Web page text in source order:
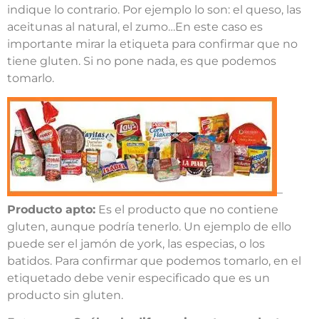
indique lo contrario. Por ejemplo lo son: el queso, las
aceitunas al natural, el zumo…En este caso es
importante mirar la etiqueta para confirmar que no
tiene gluten. Si no pone nada, es que podemos
tomarlo.
–
Producto apto: Es el producto que no contiene
gluten, aunque podría tenerlo. Un ejemplo de ello
puede ser el jamón de york, las especias, o los
batidos. Para confirmar que podemos tomarlo, en el
etiquetado debe venir especificado que es un
producto sin gluten.